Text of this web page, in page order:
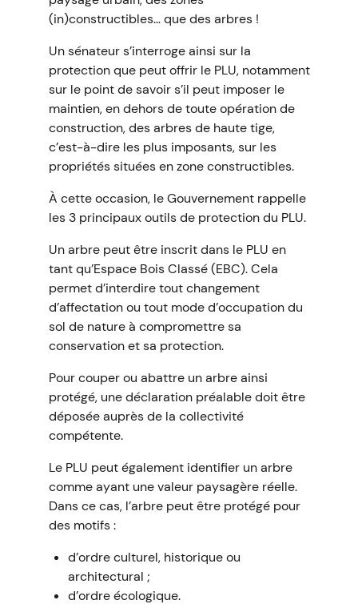
(in)constructibles… que des arbres !
Un sénateur s’interroge ainsi sur la
protection que peut offrir le PLU, notamment
sur le point de savoir s’il peut imposer le
maintien, en dehors de toute opération de
construction, des arbres de haute tige,
c’est-à-dire les plus imposants, sur les
propriétés situées en zone constructibles.
À cette occasion, le Gouvernement rappelle
les 3 principaux outils de protection du PLU.
Un arbre peut être inscrit dans le PLU en
tant qu’Espace Bois Classé (EBC). Cela
permet d’interdire tout changement
d’affectation ou tout mode d’occupation du
sol de nature à compromettre sa
conservation et sa protection.
Pour couper ou abattre un arbre ainsi
protégé, une déclaration préalable doit être
déposée auprès de la collectivité
compétente.
Le PLU peut également identifier un arbre
comme ayant une valeur paysagère réelle.
Dans ce cas, l’arbre peut être protégé pour
des motifs :
d’ordre culturel, historique ou
architectural ;
d’ordre écologique.